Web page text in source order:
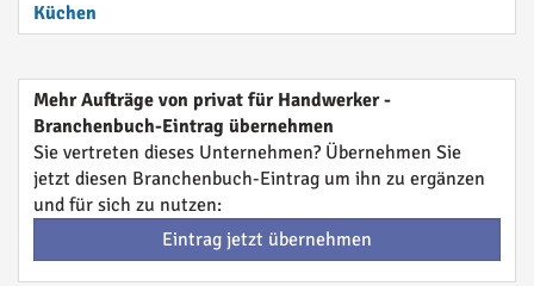
Küchen
Mehr Aufträge von privat für Handwerker -
Branchenbuch-Eintrag übernehmen
Sie vertreten dieses Unternehmen? Übernehmen Sie
jetzt diesen Branchenbuch-Eintrag um ihn zu ergänzen
und für sich zu nutzen:
Eintrag jetzt übernehmen